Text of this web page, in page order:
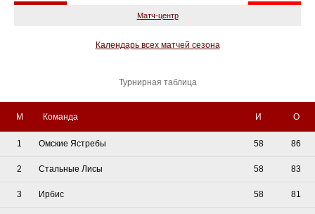
Матч-центр
Календарь всех матчей сезона
Турнирная таблица
М Команда И О
1 Омские Ястребы 58 86
2 Стальные Лисы 58 83
3 Ирбис 58 81